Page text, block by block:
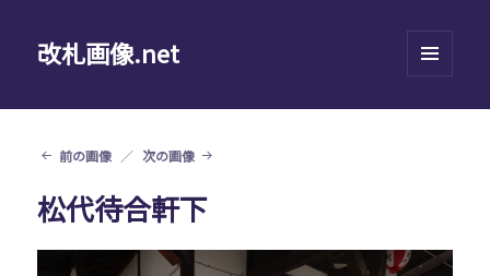
改札画像.net
ーとウ
前の画像 次の画像
松代待合軒下